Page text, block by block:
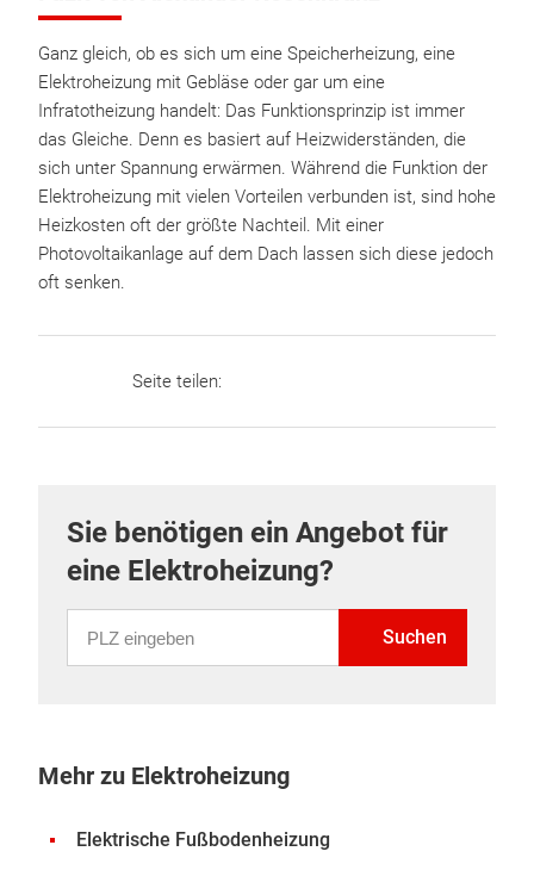
Ganz gleich, ob es sich um eine Speicherheizung, eine
Elektroheizung mit Gebläse oder gar um eine
Infratotheizung handelt: Das Funktionsprinzip ist immer
das Gleiche. Denn es basiert auf Heizwiderständen, die
sich unter Spannung erwärmen. Während die Funktion der
Elektroheizung mit vielen Vorteilen verbunden ist, sind hohe
Heizkosten oft der größte Nachteil. Mit einer
Photovoltaikanlage auf dem Dach lassen sich diese jedoch
oft senken.
Seite teilen:
Sie benötigen ein Angebot für
eine Elektroheizung?
Suchen
Mehr zu Elektroheizung
Elektrische Fußbodenheizung